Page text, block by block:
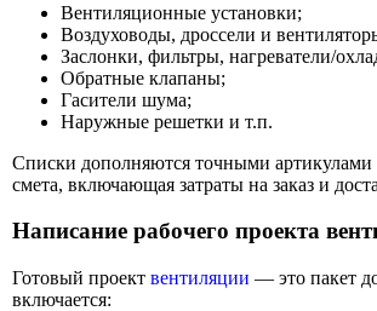
Вентиляционные установки;
Воздуховоды, дроссели и
Заслонки, фильтры, нагреватели/
Обратные клапаны;
Гасители шума;
Наружные решетки и т.п.
Списки дополняются точными артикулами
смета, включающая затраты на заказ и
Написание рабочего проекта
Готовый проект вентиляции — это пакет
включается: